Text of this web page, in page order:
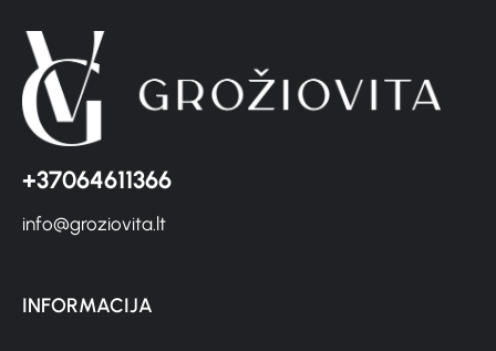
+37064611366
info@groziovita.lt
INFORMACIJA